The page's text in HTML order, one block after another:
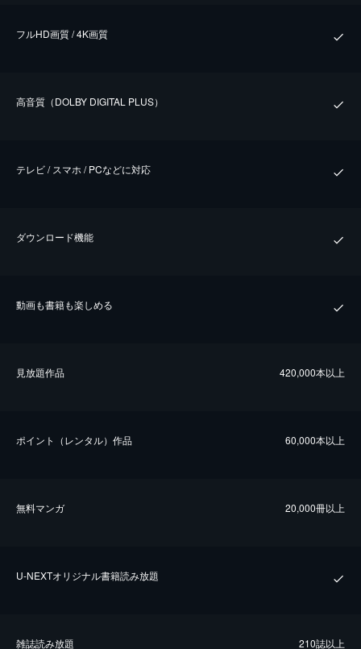
フルHD画質 / 4K画質
⾼⾳質（DOLBY DIGITAL PLUS）
テレビ / スマホ / PCなどに対応
ダウンロード機能
動画も書籍も楽しめる
⾒放題作品 420,000本以上
ポイント（レンタル）作品 60,000本以上
無料マンガ 20,000冊以上
U-NEXTオリジナル書籍読み放題
雑誌読み放題 210誌以上